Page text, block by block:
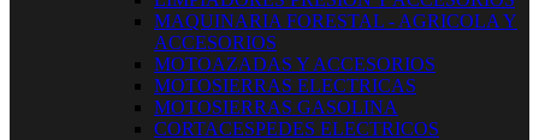
MAQUINARIA FORESTAL - AGRICOLA Y
ACCESORIOS
MOTOAZADAS Y ACCESORIOS
MOTOSIERRAS ELECTRICAS
MOTOSIERRAS GASOLINA
CORTACESPEDES ELECTRICOS